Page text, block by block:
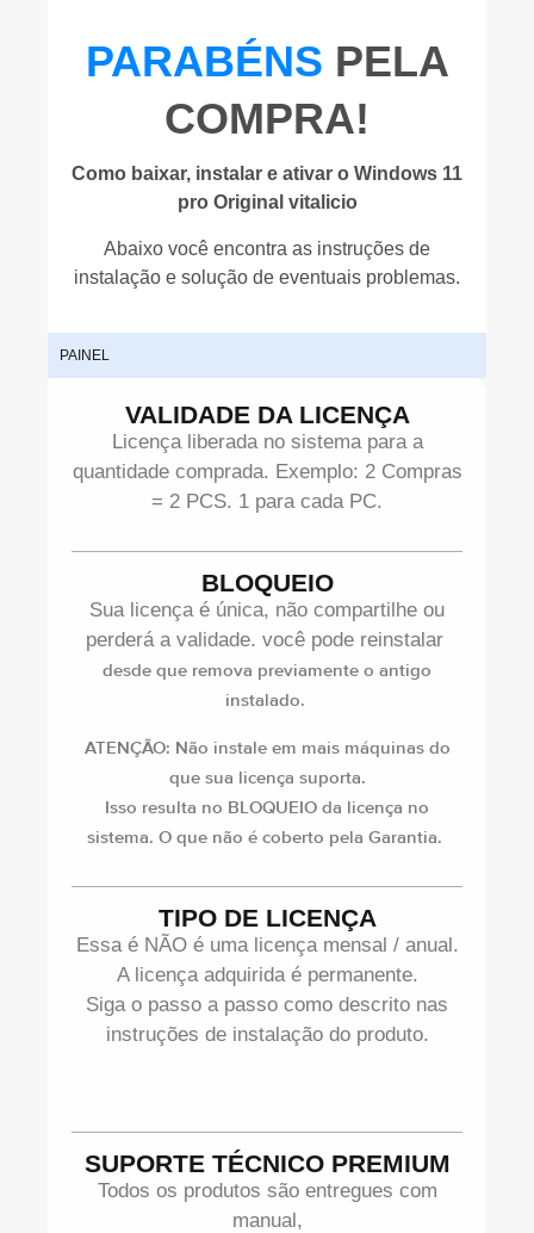
PARABÉNS PELA
COMPRA!
Como baixar, instalar e ativar o Windows 11
pro Original vitalicio
Abaixo você encontra as instruções de
instalação e solução de eventuais problemas.
PAINEL
VALIDADE DA LICENÇA
Licença liberada no sistema para a
quantidade comprada. Exemplo: 2 Compras
= 2 PCS. 1 para cada PC.
BLOQUEIO
Sua licença é única, não compartilhe ou
perderá a validade. você pode reinstalar
desde que remova previamente o antigo
instalado.
ATENÇÃO: Não instale em mais máquinas do
que sua licença suporta.
Isso resulta no BLOQUEIO da licença no
sistema. O que não é coberto pela Garantia.
TIPO DE LICENÇA
Essa é NÃO é uma licença mensal / anual.
A licença adquirida é permanente.
Siga o passo a passo como descrito nas
instruções de instalação do produto.
SUPORTE TÉCNICO PREMIUM
Todos os produtos são entregues com
manual,